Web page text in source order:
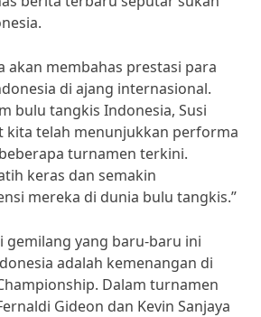
akan membahas prestasi para
di ajang internasional.
bulu tangkis Indonesia, Susi
kita telah menunjukkan performa
turnamen terkini.
keras dan semakin
mereka di dunia bulu tangkis.”
gemilang yang baru-baru ini
adalah kemenangan di
Dalam turnamen
Gideon dan Kevin Sanjaya